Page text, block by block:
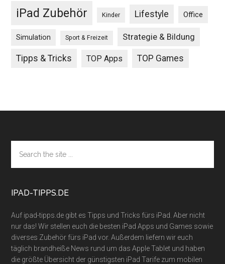
iPad Zubehör Kinder Lifestyle Office
Simulation Sport & Freizeit Strategie & Bildung
Tipps & Tricks TOP Apps TOP Games
Footer
the
site
IPAD-TIPPS.DE
Auf ipad-tipps.de gibt es Tipps und Tricks fürs iPad. Aber nicht
nur das! Wir stellen euch die besten iPad Apps und Games sowie
diverses Zubehör fürs iPad vor. Außerdem liefern wir euch
täglich brandheiße News rund um das Apple Tablet und haben
die größte Übersicht der günstigsten iPad Tarife zum mobilen